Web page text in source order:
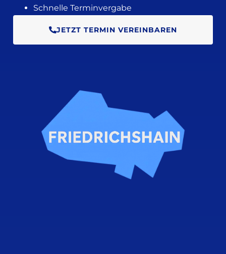
Schnelle Terminvergabe
JETZT TERMIN VEREINBAREN